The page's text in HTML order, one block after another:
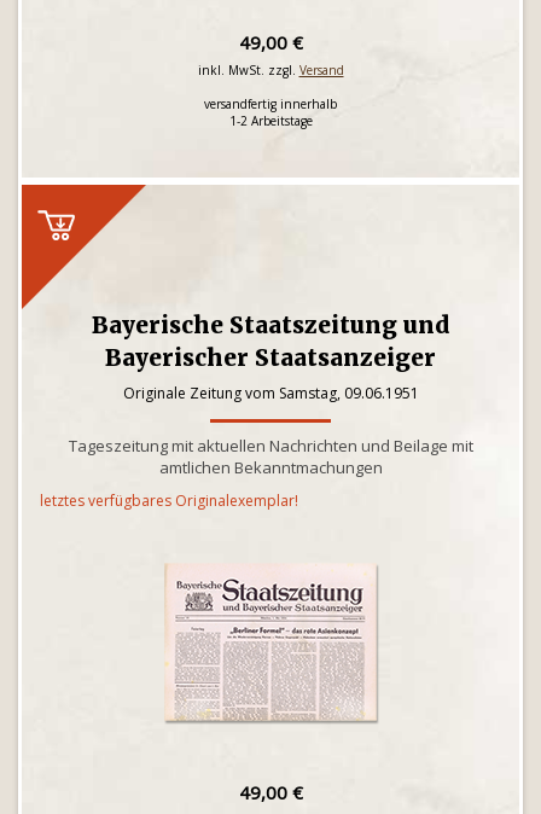
49,00 €
inkl. MwSt. zzgl. Versand
versandfertig innerhalb
1-2 Arbeitstage
Bayerische Staatszeitung und
Bayerischer Staatsanzeiger
Originale Zeitung vom Samstag, 09.06.1951
Tageszeitung mit aktuellen Nachrichten und Beilage mit
amtlichen Bekanntmachungen
letztes verfügbares Originalexemplar!
49,00 €